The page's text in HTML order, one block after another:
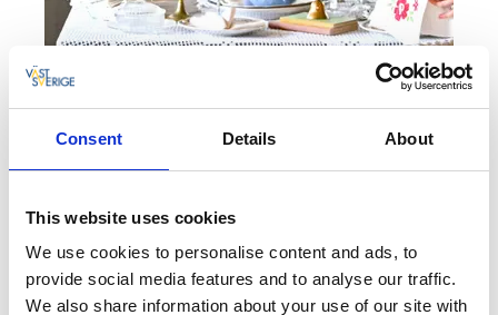
Consent Details About
This website uses cookies
We use cookies to personalise content and ads, to
provide social media features and to analyse our traffic.
We also share information about your use of our site with
Gårdsbutiker
I Destination Läckö-Kinnekulle finns det många
gårdsbutiker med ett rikt utbud.